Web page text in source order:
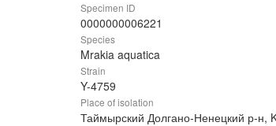
Specimen ID
0000000006221
Species
Mrakia aquatica
Strain
Y-4759
Place of isolation
Таймырский Долгано-Ненецкий р-н,